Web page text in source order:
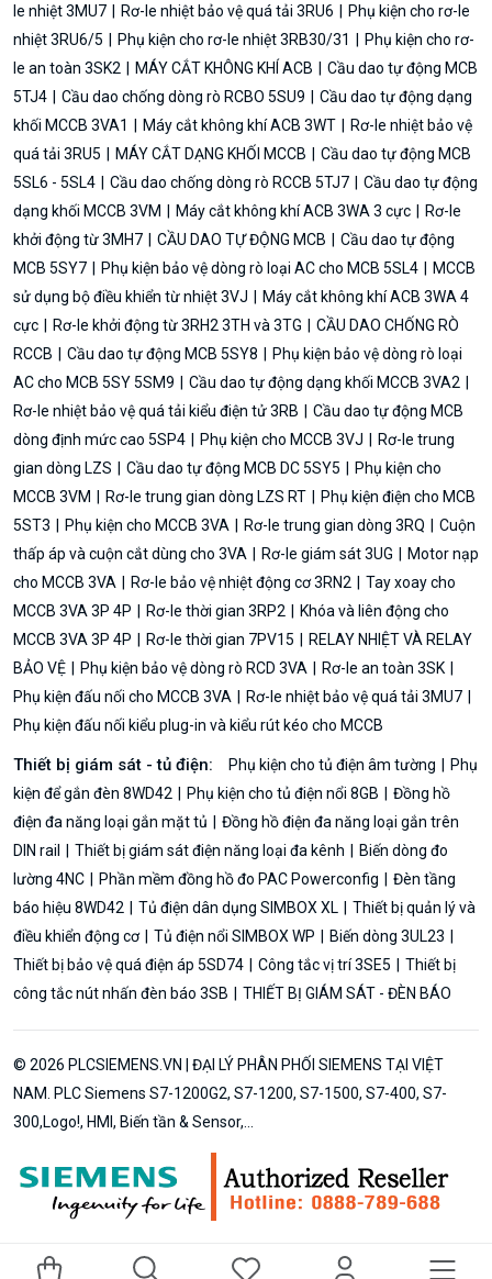
le nhiệt 3MU7
Rơ-le nhiệt bảo vệ quá tải 3RU6
Phụ kiện cho rơ-le
nhiệt 3RU6/5
Phụ kiện cho rơ-le nhiệt 3RB30/31
Phụ kiện cho rơ-
le an toàn 3SK2
MÁY CẮT KHÔNG KHÍ ACB
Cầu dao tự động MCB
5TJ4
Cầu dao chống dòng rò RCBO 5SU9
Cầu dao tự động dạng
khối MCCB 3VA1
Máy cắt không khí ACB 3WT
Rơ-le nhiệt bảo vệ
quá tải 3RU5
MÁY CẮT DẠNG KHỐI MCCB
Cầu dao tự động MCB
5SL6 - 5SL4
Cầu dao chống dòng rò RCCB 5TJ7
Cầu dao tự động
dạng khối MCCB 3VM
Máy cắt không khí ACB 3WA 3 cực
Rơ-le
khởi động từ 3MH7
CẦU DAO TỰ ĐỘNG MCB
Cầu dao tự động
MCB 5SY7
Phụ kiện bảo vệ dòng rò loại AC cho MCB 5SL4
MCCB
sử dụng bộ điều khiển từ nhiệt 3VJ
Máy cắt không khí ACB 3WA 4
cực
Rơ-le khởi động từ 3RH2 3TH và 3TG
CẦU DAO CHỐNG RÒ
RCCB
Cầu dao tự động MCB 5SY8
Phụ kiện bảo vệ dòng rò loại
AC cho MCB 5SY 5SM9
Cầu dao tự động dạng khối MCCB 3VA2
Rơ-le nhiệt bảo vệ quá tải kiểu điện tử 3RB
Cầu dao tự động MCB
dòng định mức cao 5SP4
Phụ kiện cho MCCB 3VJ
Rơ-le trung
gian dòng LZS
Cầu dao tự động MCB DC 5SY5
Phụ kiện cho
MCCB 3VM
Rơ-le trung gian dòng LZS RT
Phụ kiện điện cho MCB
5ST3
Phụ kiện cho MCCB 3VA Rơ-le trung gian dòng 3RQ
Cuộn
thấp áp và cuộn cắt dùng cho 3VA
Rơ-le giám sát 3UG
Motor nạp
cho MCCB 3VA
Rơ-le bảo vệ nhiệt động cơ 3RN2
Tay xoay cho
MCCB 3VA 3P 4P
Rơ-le thời gian 3RP2
Khóa và liên động cho
MCCB 3VA 3P 4P
Rơ-le thời gian 7PV15
RELAY NHIỆT VÀ RELAY
BẢO VỆ
Phụ kiện bảo vệ dòng rò RCD 3VA
Rơ-le an toàn 3SK
Phụ kiện đấu nối cho MCCB 3VA
Rơ-le nhiệt bảo vệ quá tải 3MU7
Phụ kiện đấu nối kiểu plug-in và kiểu rút kéo cho MCCB
Thiết bị giám sát - tủ điện: Phụ kiện cho tủ điện âm tường
Phụ
kiện để gắn đèn 8WD42
Phụ kiện cho tủ điện nổi 8GB
Đồng hồ
điện đa năng loại gắn mặt tủ
Đồng hồ điện đa năng loại gắn trên
DIN rail
Thiết bị giám sát điện năng loại đa kênh
Biến dòng đo
lường 4NC
Phần mềm đồng hồ đo PAC Powerconfig
Đèn tầng
báo hiệu 8WD42
Tủ điện dân dụng SIMBOX XL
Thiết bị quản lý và
điều khiển động cơ
Tủ điện nổi SIMBOX WP
Biến dòng 3UL23
Thiết bị bảo vệ quá điện áp 5SD74
Công tắc vị trí 3SE5
Thiết bị
công tắc nút nhấn đèn báo 3SB
THIẾT BỊ GIÁM SÁT - ĐÈN BÁO
© 2026 PLCSIEMENS.VN | ĐẠI LÝ PHÂN PHỐI SIEMENS TẠI VIỆT
NAM. PLC Siemens S7-1200G2, S7-1200, S7-1500, S7-400, S7-
300,Logo!, HMI, Biến tần & Sensor,...